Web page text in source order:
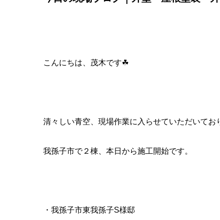
こんにちは、茂木です☘
清々しい青空、現場作業に入らせていただいてお
我孫子市で２棟、本日から施工開始です。
・我孫子市東我孫子S様邸